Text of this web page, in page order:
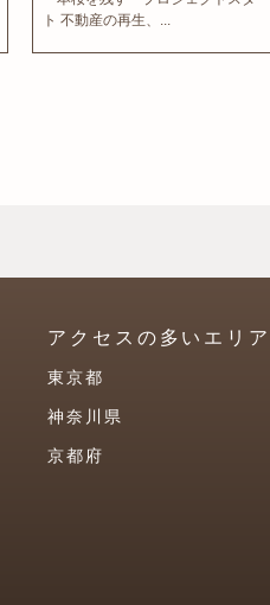
ト 不動産の再生、...
アクセスの多いエリア
東京都
神奈川県
京都府